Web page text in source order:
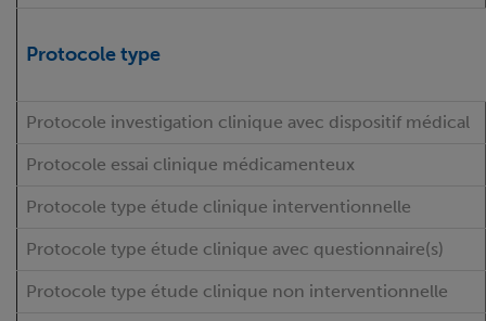
Protocole type
Protocole investigation clinique avec dispositif médical
Protocole essai clinique médicamenteux
Protocole type étude clinique interventionnelle
Protocole type étude clinique avec questionnaire(s)
Protocole type étude clinique non interventionnelle